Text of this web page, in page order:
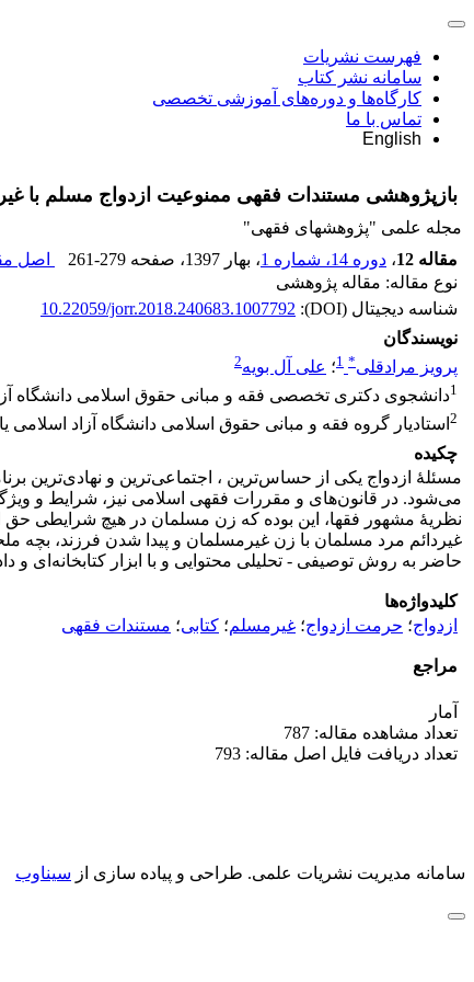
فهرست نشریات
سامانه نشر کتاب
کارگاه‌ها و دوره‌های آموزشی تخصصی
تماس با ما
English
بازپژوهشی مستندات فقهی ممنوعیت ازدواج مسلم با
مجله علمی "پژوهشهای فقهی"
مقاله 12
، دوره 14، شماره 1 ، بهار 1397 ، صفحه 261-279 اصل
نوع مقاله: مقاله پژوهشی
شناسه دیجیتال (DOI):
10.22059/jorr.2018.240683.1007792
نویسندگان
پرویز مرادقلی*
1؛ علی آل بویه2
1دانشجوی دکتری تخصصی فقه و مبانی حقوق اسلامی دانشگاه
2 استادیار گروه فقه و مبانی حقوق اسلامی دانشگاه آزاد اسلامی
چکیده
مسئلۀ ازدواج یکی از حساس‌ترین ، اجتماعی‌ترین و
می‌شود. در قانون‌های و مقررات فقهی اسلامی نیز، شرایط و
نظریۀ مشهور فقها، این بوده که زن مسلمان در هیچ شرایطی حق
غیردائم مرد مسلمان با زن غیرمسلمان و پیدا شدن فرزند،
حاضر به روش توصیفی - تحلیلی محتوایی و با ابزار کتابخانه‌ای
کلیدواژه‌ها
ازدواج؛ حرمت ازدواج؛ غیرمسلم؛ کتابی؛ مستندات فقهی
مراجع
آمار
تعداد مشاهده مقاله: 787
تعداد دریافت فایل اصل مقاله: 793
سامانه مدیریت نشریات علمی. طراحی و پیاده سازی از سیناوب